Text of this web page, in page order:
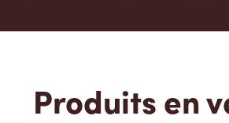
Produits en